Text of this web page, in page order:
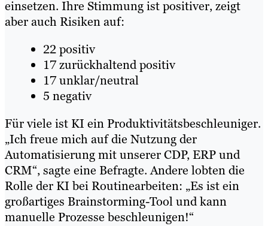
einsetzen. Ihre Stimmung ist positiver, zeigt
aber auch Risiken auf:
22 positiv
17 zurückhaltend positiv
17 unklar/neutral
5 negativ
Für viele ist KI ein Produktivitätsbeschleuniger.
„Ich freue mich auf die Nutzung der
Automatisierung mit unserer CDP, ERP und
CRM“, sagte eine Befragte. Andere lobten die
Rolle der KI bei Routinearbeiten: „Es ist ein
großartiges Brainstorming-Tool und kann
manuelle Prozesse beschleunigen!“